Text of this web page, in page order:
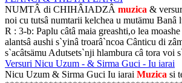
NUMTÂ di CHIHÂIADZÂ muzica &
noi cu tutsâ numtarii kelchea u mutämu Banâ
R : 3-b: Paplu câtâ maia greashti,o lea
alantsâ aushi s`yinâ troarâ`ncoa Cânticu di
s`acâtsämu Adutsets`nji hlambura câ tora voi
Versuri Nicu Uzum - & Sirma Guci - Iu iarai
Nicu Uzum & Sirma Guci Iu iarai Muzica si